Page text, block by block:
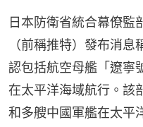
日本防衛省統合幕僚監
（前稱推特）發布消
認包括航空母艦「遼寧
在太平洋海域航行。該
和多艘中國軍艦在太平